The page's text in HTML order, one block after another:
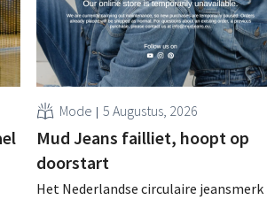
Mode 5 Augustus, 2026
Mud Jeans failliet, hoopt op
doorstart
Het Nederlandse circulaire jeansmerk